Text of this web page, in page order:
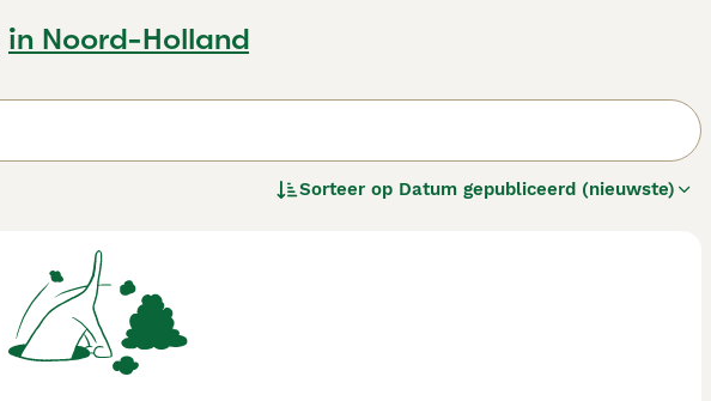
in Noord-Holland
Sorteer op Datum gepubliceerd (nieuwste)